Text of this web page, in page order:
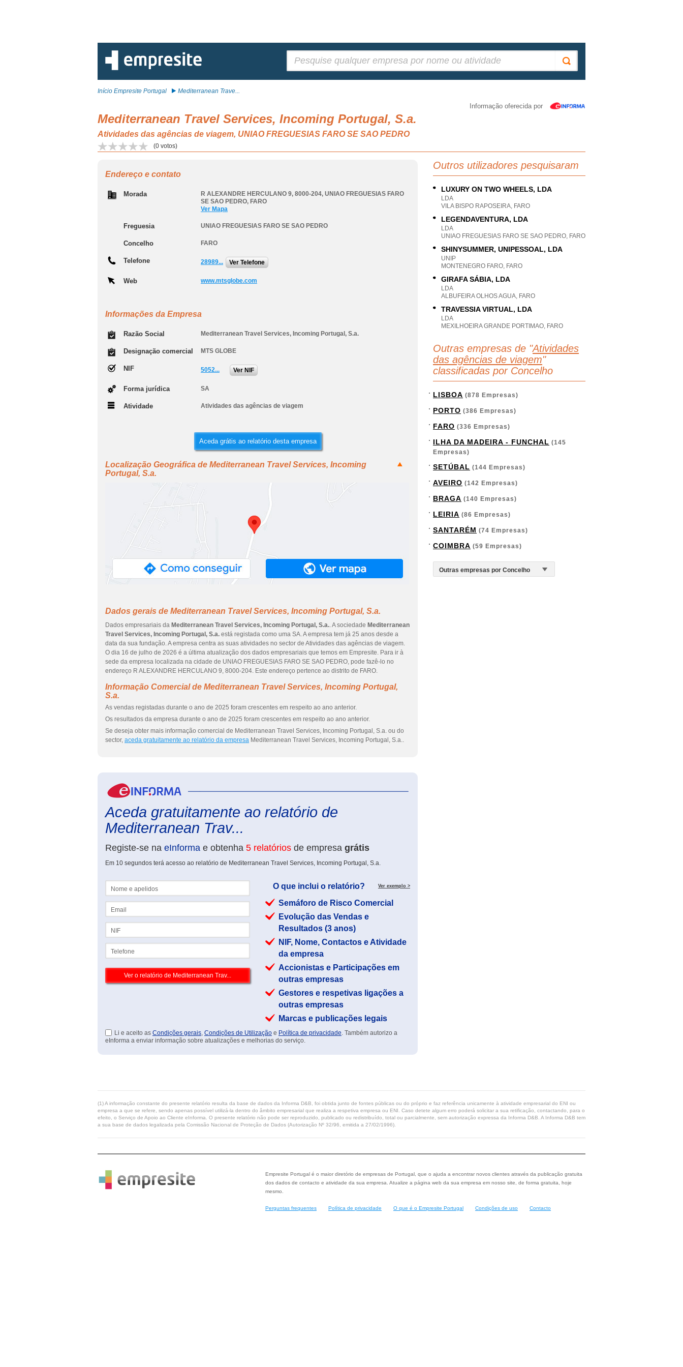
Início Empresite Portugal Mediterranean Trave...
Informação oferecida por
Mediterranean Travel Services, Incoming Portugal, S.a.
Atividades das agências de viagem, UNIAO FREGUESIAS FARO SE SAO PEDRO
(0 votos)
Endereço e contato
Morada R ALEXANDRE HERCULANO 9, 8000-204, UNIAO FREGUESIAS FARO
SE SAO PEDRO, FARO
Ver Mapa
Freguesia UNIAO FREGUESIAS FARO SE SAO PEDRO
Concelho FARO
Telefone 28989... Ver Telefone
Web www.mtsglobe.com
Informações da Empresa
Razão Social Mediterranean Travel Services, Incoming Portugal, S.a.
Designação comercial MTS GLOBE
NIF 5052... Ver NIF
Forma jurídica SA
Atividade Atividades das agências de viagem
Aceda grátis ao relatório desta empresa
Localização Geográfica de Mediterranean Travel Services, Incoming
Portugal, S.a.
Dados gerais de Mediterranean Travel Services, Incoming Portugal, S.a.
Dados empresariais da Mediterranean Travel Services, Incoming Portugal, S.a.. A sociedade Mediterranean
Travel Services, Incoming Portugal, S.a. está registada como uma SA. A empresa tem já 25 anos desde a
data da sua fundação. A empresa centra as suas atividades no sector de Atividades das agências de viagem.
O dia 16 de julho de 2026 é a última atualização dos dados empresariais que temos em Empresite. Para ir à
sede da empresa localizada na cidade de UNIAO FREGUESIAS FARO SE SAO PEDRO, pode fazê-lo no
endereço R ALEXANDRE HERCULANO 9, 8000-204. Este endereço pertence ao distrito de FARO.
Informação Comercial de Mediterranean Travel Services, Incoming Portugal,
S.a.
As vendas registadas durante o ano de 2025 foram crescentes em respeito ao ano anterior.
Os resultados da empresa durante o ano de 2025 foram crescentes em respeito ao ano anterior.
Se deseja obter mais informação comercial de Mediterranean Travel Services, Incoming Portugal, S.a. ou do
sector, aceda gratuitamente ao relatório da empresa Mediterranean Travel Services, Incoming Portugal, S.a..
Aceda gratuitamente ao relatório de
Mediterranean Trav...
Registe-se na eInforma e obtenha 5 relatórios de empresa grátis
Em 10 segundos terá acesso ao relatório de Mediterranean Travel Services, Incoming Portugal, S.a.
O que inclui o relatório? Ver exemplo >
Semáforo de Risco Comercial
Evolução das Vendas e
Resultados (3 anos)
NIF, Nome, Contactos e Atividade
da empresa
Accionistas e Participações em
outras empresas
Gestores e respetivas ligações a
outras empresas
Marcas e publicações legais
Li e aceito as Condições gerais, Condições de Utilização e Política de privacidade. Também autorizo a
eInforma a enviar informação sobre atualizações e melhorias do serviço.
Outros utilizadores pesquisaram
LUXURY ON TWO WHEELS, LDA
LDA
VILA BISPO RAPOSEIRA, FARO
LEGENDAVENTURA, LDA
LDA
UNIAO FREGUESIAS FARO SE SAO PEDRO, FARO
SHINYSUMMER, UNIPESSOAL, LDA
UNIP
MONTENEGRO FARO, FARO
GIRAFA SÁBIA, LDA
LDA
ALBUFEIRA OLHOS AGUA, FARO
TRAVESSIA VIRTUAL, LDA
LDA
MEXILHOEIRA GRANDE PORTIMAO, FARO
Outras empresas de "Atividades
das agências de viagem"
classificadas por Concelho
LISBOA (878 Empresas)
PORTO (386 Empresas)
FARO (336 Empresas)
ILHA DA MADEIRA - FUNCHAL (145
Empresas)
SETÚBAL (144 Empresas)
AVEIRO (142 Empresas)
BRAGA (140 Empresas)
LEIRIA (86 Empresas)
SANTARÉM (74 Empresas)
COIMBRA (59 Empresas)
(1) A informação constante do presente relatório resulta da base de dados da Informa D&B, foi obtida junto de fontes públicas ou do próprio e faz referência unicamente à atividade empresarial do ENI ou
empresa a que se refere, sendo apenas possível utilizá-la dentro do âmbito empresarial que realiza a respetiva empresa ou ENI. Caso detete algum erro poderá solicitar a sua retificação, contactando, para o
efeito, o Serviço de Apoio ao Cliente eInforma. O presente relatório não pode ser reproduzido, publicado ou redistribuído, total ou parcialmente, sem autorização expressa da Informa D&B. A Informa D&B tem
a sua base de dados legalizada pela Comissão Nacional de Proteção de Dados (Autorização Nº 32/96, emitida a 27/02/1996).
Empresite Portugal é o maior diretório de empresas de Portugal, que o ajuda a encontrar novos clientes através da publicação gratuita
dos dados de contacto e atividade da sua empresa. Atualize a página web da sua empresa em nosso site, de forma gratuita, hoje
mesmo.
Perguntas frequentes Política de privacidade O que é o Empresite Portugal Condições de uso Contacto